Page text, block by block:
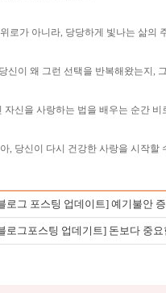
로가 아니라, 당당하게 빛나는 삶의
신이 왜 그런 선택을 반복해왔는지,
자신을 사랑하는 법을 배우는 순간
, 당신이 다시 건강한 사랑을 시작할
로그 포스팅 업데이트] 예기불안
로그포스팅 업데기트] 돈보다 중